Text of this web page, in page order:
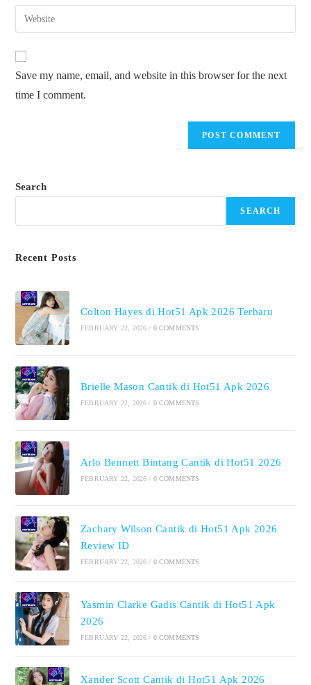
comment
email
address
Enter
your
URL
(optional)
Save my name, email, and website in this browser for the next
time I comment.
Search
SEARCH
Recent Posts
Colton Hayes di Hot51 Apk 2026 Terbaru
FEBRUARY 22, 2026 / 0 COMMENTS
Brielle Mason Cantik di Hot51 Apk 2026
FEBRUARY 22, 2026 / 0 COMMENTS
Arlo Bennett Bintang Cantik di Hot51 2026
FEBRUARY 22, 2026 / 0 COMMENTS
Zachary Wilson Cantik di Hot51 Apk 2026
Review ID
FEBRUARY 22, 2026 / 0 COMMENTS
Yasmin Clarke Gadis Cantik di Hot51 Apk
2026
FEBRUARY 22, 2026 / 0 COMMENTS
Xander Scott Cantik di Hot51 Apk 2026